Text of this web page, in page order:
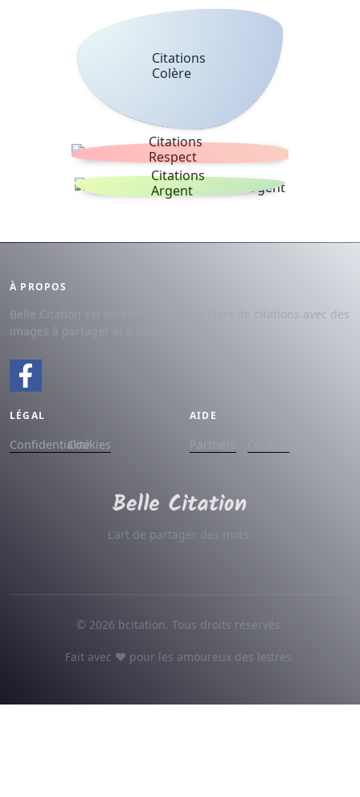
Citations
Colère
Citations
Respect
Citations
Argent
À PROPOS
Belle Citation est un site avec des milliers de citations avec des
images à partager et à dédier.
LÉGAL
ConfidentialitéCookies
AIDE
Partners
L'art de partager des mots.
© 2026 bcitation. Tous droits réservés.
Fait avec ♥ pour les amoureux des lettres.